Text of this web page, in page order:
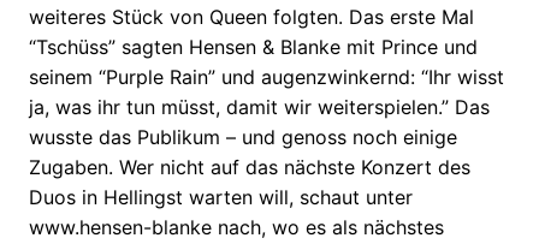
weiteres Stück von Queen folgten. Das erste Mal
“Tschüss” sagten Hensen & Blanke mit Prince und
seinem “Purple Rain” und augenzwinkernd: “Ihr wisst
ja, was ihr tun müsst, damit wir weiterspielen.” Das
wusste das Publikum – und genoss noch einige
Zugaben. Wer nicht auf das nächste Konzert des
Duos in Hellingst warten will, schaut unter
www.hensen-blanke nach, wo es als nächstes